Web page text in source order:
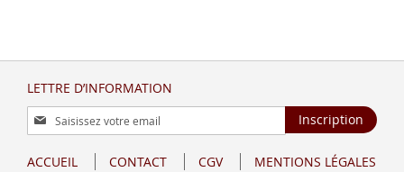
LETTRE D’INFORMATION
Inscription
à
lettre
Inscription
ACCUEIL CONTACT CGV MENTIONS LÉGALES